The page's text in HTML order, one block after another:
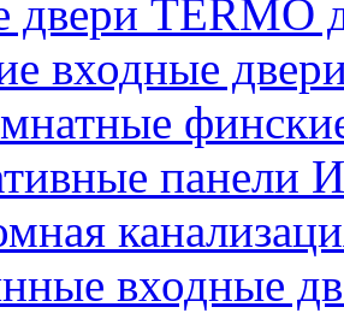
двери TERMO
входные
панели
входные